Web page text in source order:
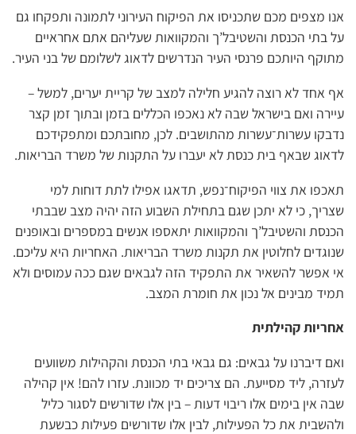
אנו מצפים מכם שתכניסו את הפיקוח העירוני לתמונה ותפקחו גם
על בתי הכנסת והשטיבל’ך והמקוואות שעליהם אתם אחראיים
מתוקף היותכם פרנסי העיר הנדרשים לדאוג לשלומם של בני העיר.
אף אחד לא רוצה להגיע חלילה למצב של קריית יערים, למשל –
עיירה ואם בישראל שבה לא נאכפו הכללים בזמן ובתוך זמן קצר
נדבקו עשרות־עשרות מהתושבים. לכן, מחובתכם ומתפקידכם
לדאוג שבאף בית כנסת לא יעברו על התקנות של משרד הבריאות.
תאכפו את צווי הפיקוח־נפש, תדאגו אפילו לתת דוחות למי
שצריך, כי לא יתכן שגם בתחילת השבוע הזה יהיה מצב שבבתי
הכנסת והשטיבל’ך והמקוואות יתאספו אנשים במספרים ובאופנים
שנוגדים לחלוטין את תקנות משרד הבריאות. האחריות היא עליכם.
אי אפשר להשאיר את התפקיד הזה לגבאים שגם ככה עמוסים ולא
תמיד מבינים אל נכון את חומרת המצב.
אחריות קהילתית
ואם דיברנו על גבאים: גם גבאי בתי הכנסת והקהילות משוועים
לעזרה, ליד מסייעת. הם צריכים יד מכוונת. עזרו להם! אין קהילה
שבה אין בימים אלו ריבוי דעות – בין אלו שדורשים לסגור כליל
ולהשבית את כל הפעילות, לבין אלו שדורשים פעילות כבשעת